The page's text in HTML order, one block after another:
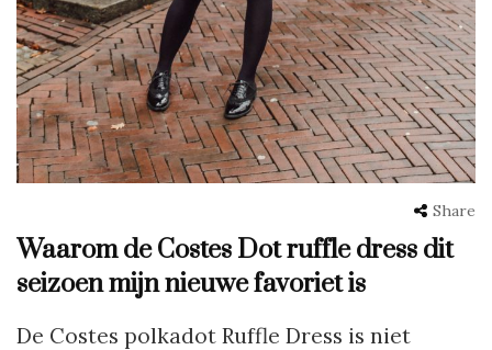
Share
Waarom de Costes Dot ruffle dress dit
seizoen mijn nieuwe favoriet is
De Costes polkadot Ruffle Dress is niet